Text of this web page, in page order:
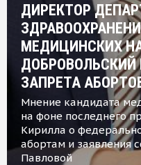
ДИРЕКТОР
МЕДИЦИНСКИХ
ЗАПРЕТА
Мнение кандидата
на фоне последнего
Кирилла о
абортам и заявления
Павловой